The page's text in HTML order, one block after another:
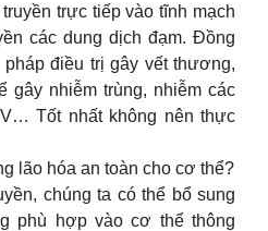
trực tiếp vào tĩnh mạch
các dung dịch đạm. Đồng
điều trị gây vết thương,
gây nhiễm trùng, nhiễm các
Tốt nhất không nên thực
lão hóa an toàn cho cơ thể?
chúng ta có thể bổ sung
phù hợp vào cơ thể thông